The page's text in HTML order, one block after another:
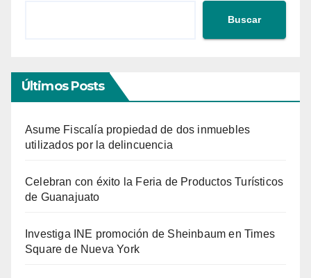
Buscar
Últimos Posts
Asume Fiscalía propiedad de dos inmuebles
utilizados por la delincuencia
Celebran con éxito la Feria de Productos Turísticos
de Guanajuato
Investiga INE promoción de Sheinbaum en Times
Square de Nueva York